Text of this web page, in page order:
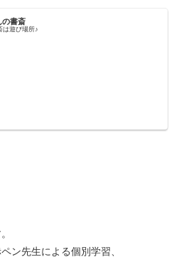
の書斎
は遊び場所♪
ン先生による個別学習、